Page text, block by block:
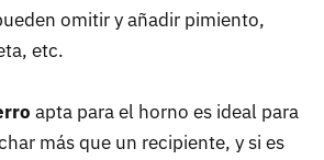
omitir y añadir pimiento,
etc.
apta para el horno es ideal para
más que un recipiente, y si es